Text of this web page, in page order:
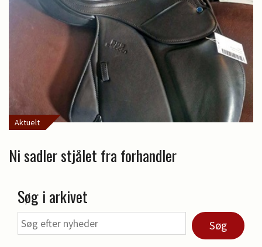
Aktuelt
Ni sadler stjålet fra forhandler
Søg i arkivet
Søg